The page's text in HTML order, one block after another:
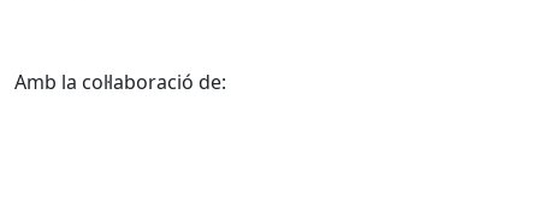
Amb la col·laboració de: